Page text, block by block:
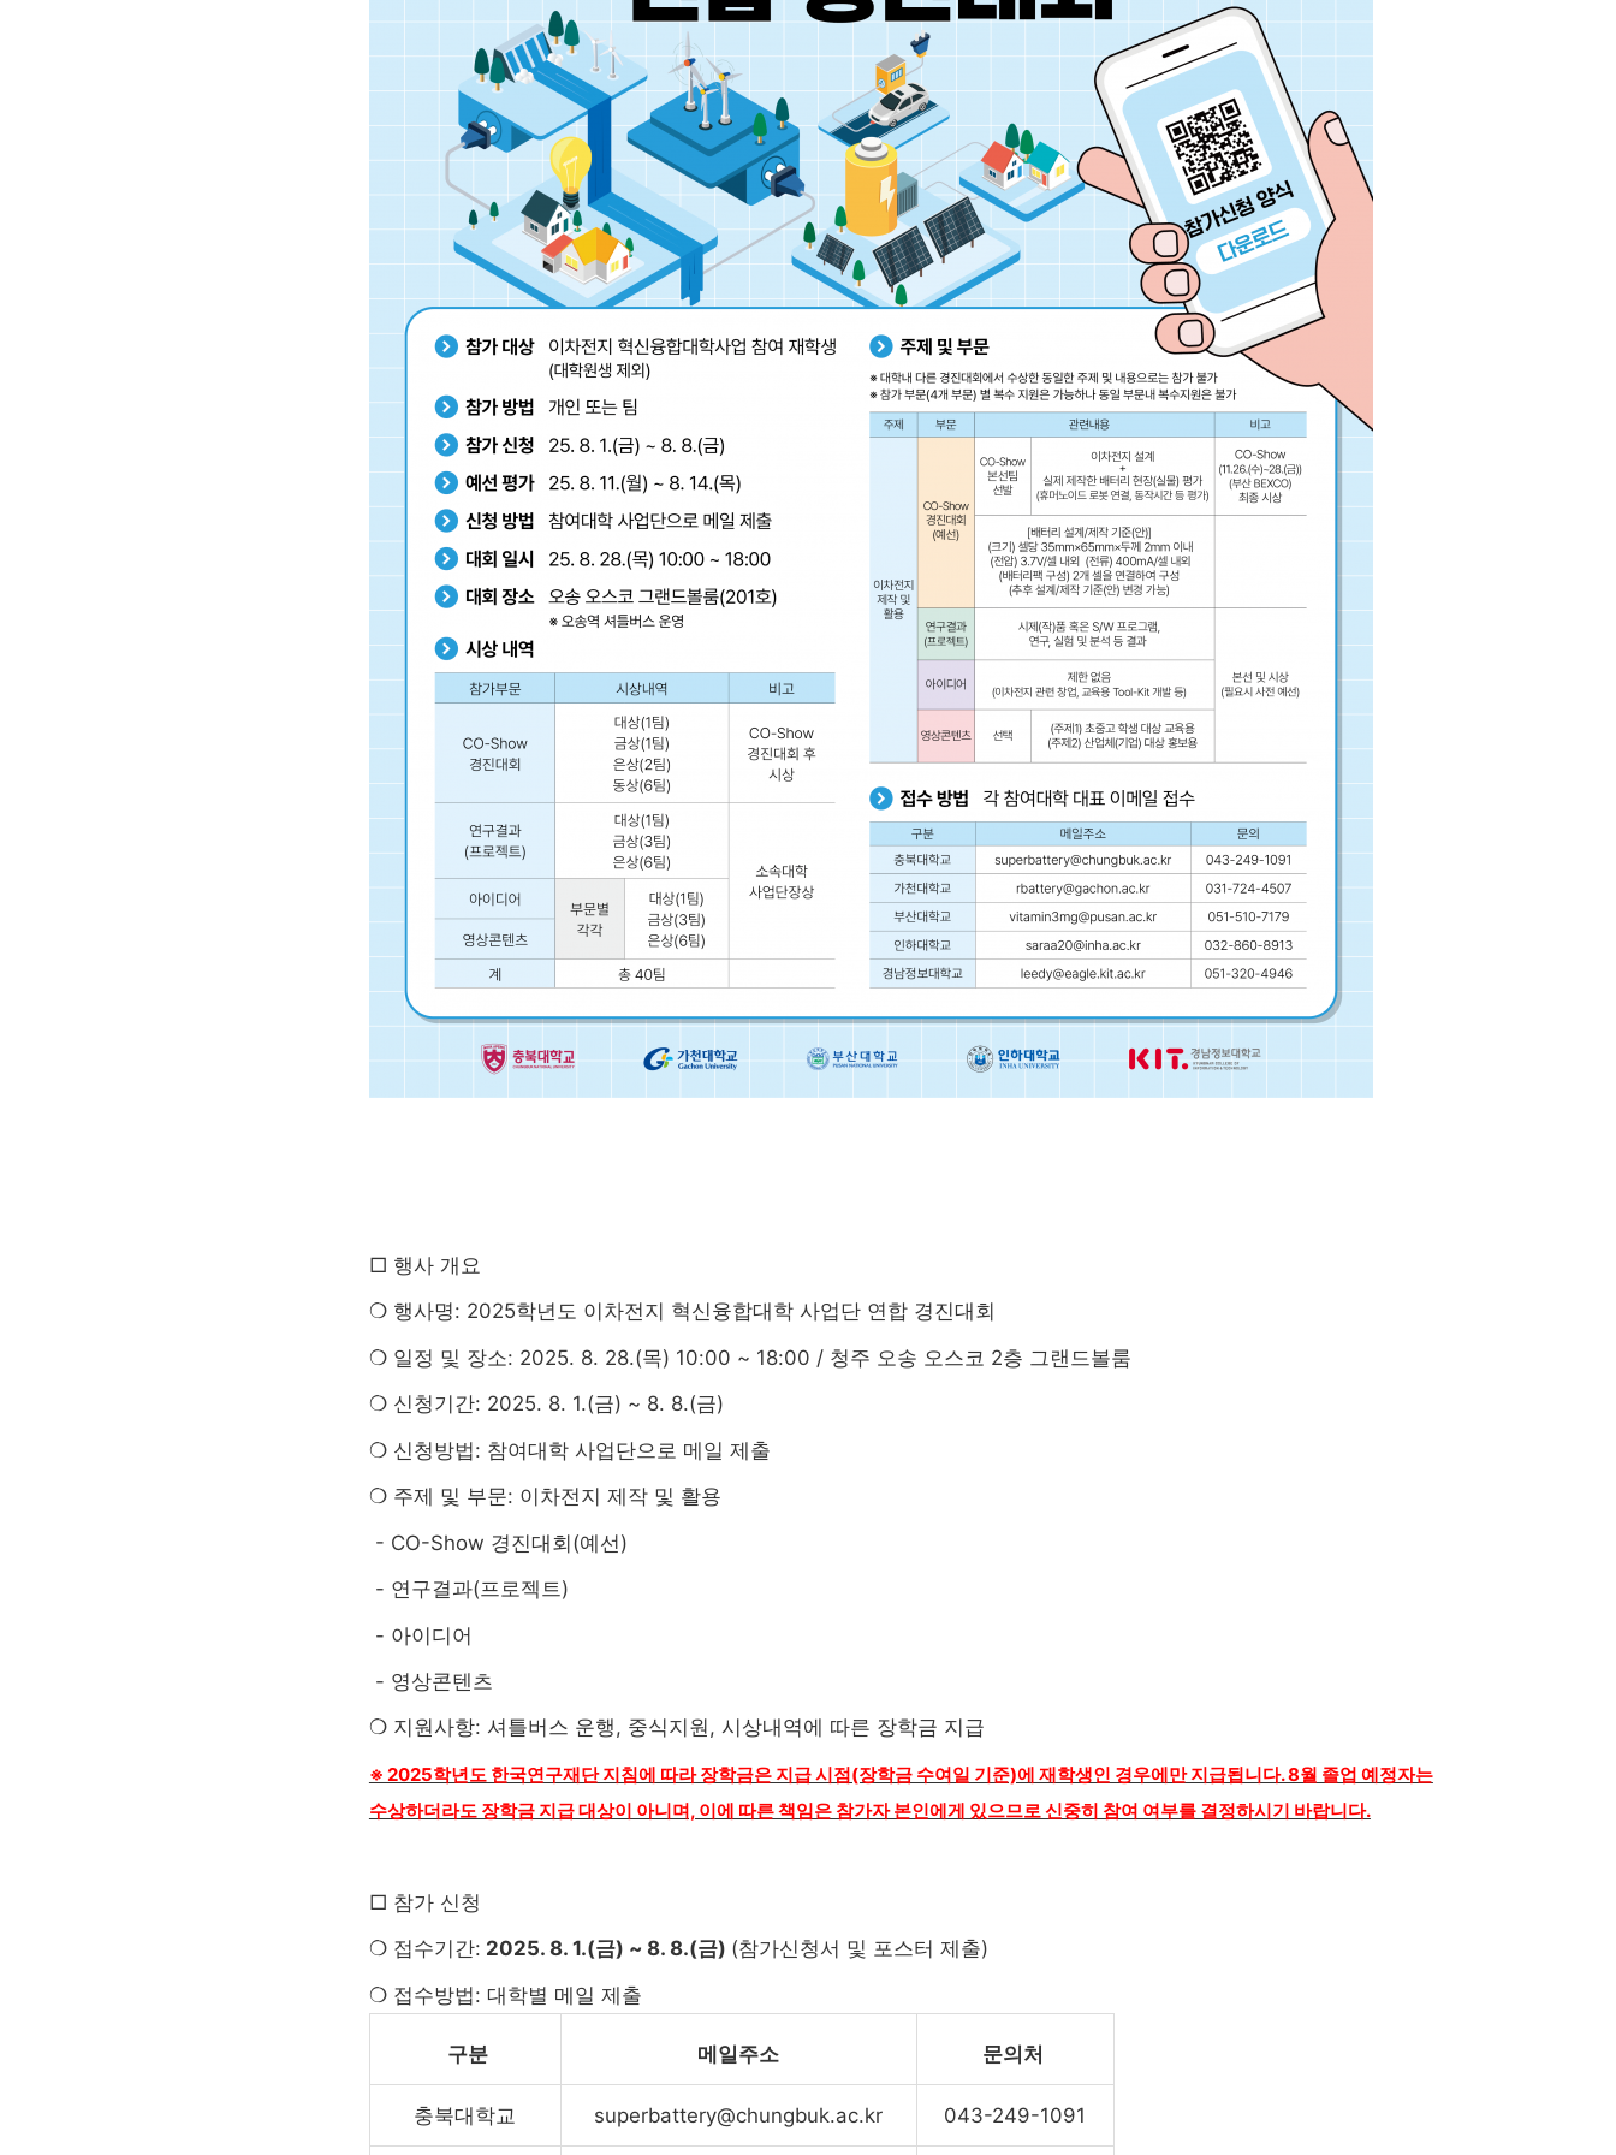
□ 행사 개요
❍ 행사명: 2025학년도 이차전지 혁신융합대학 사업단 연합 경진대회
❍ 일정 및 장소: 2025. 8. 28.(목) 10:00 ~ 18:00 / 청주 오송 오스코 2층 그랜드볼룸
❍ 신청기간: 2025. 8. 1.(금) ~ 8. 8.(금)
❍ 신청방법: 참여대학 사업단으로 메일 제출
❍ 주제 및 부문: 이차전지 제작 및 활용
- CO-Show 경진대회(예선)
- 연구결과(프로젝트)
- 아이디어
- 영상콘텐츠
❍ 지원사항: 셔틀버스 운행, 중식지원, 시상내역에 따른 장학금 지급
※ 2025학년도 한국연구재단 지침에 따라 장학금은 지급 시점(장학금 수여일 기준)에 재학생인 경우에만 지급됩니다. 8월 졸업 예정자는
수상하더라도 장학금 지급 대상이 아니며, 이에 따른 책임은 참가자 본인에게 있으므로 신중히 참여 여부를 결정하시기 바랍니다.
□ 참가 신청
❍ 접수기간: 2025. 8. 1.(금) ~ 8. 8.(금) (참가신청서 및 포스터 제출)
❍ 접수방법: 대학별 메일 제출
구분 메일주소 문의처
충북대학교 superbattery@chungbuk.ac.kr 043-249-1091